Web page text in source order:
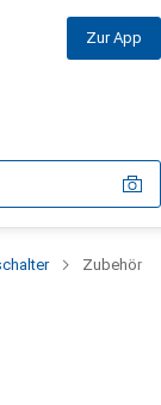
Zur App
Zubehör